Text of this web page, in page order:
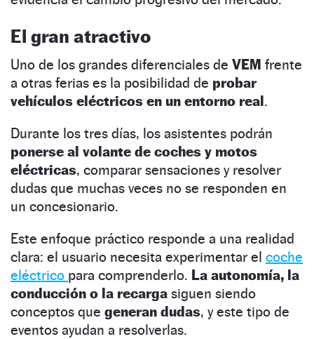
El gran atractivo
Uno de los grandes diferenciales de VEM frente
a otras ferias es la posibilidad de probar
vehículos eléctricos en un entorno real.
Durante los tres días, los asistentes podrán
ponerse al volante de coches y motos
eléctricas, comparar sensaciones y resolver
dudas que muchas veces no se responden en
un concesionario.
Este enfoque práctico responde a una realidad
clara: el usuario necesita experimentar el coche
eléctrico para comprenderlo. La autonomía, la
conducción o la recarga siguen siendo
conceptos que generan dudas, y este tipo de
eventos ayudan a resolverlas.